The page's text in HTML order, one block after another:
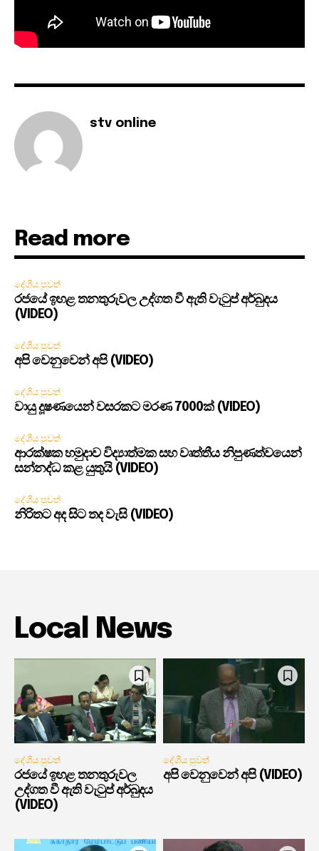
stv online
Read more
දේශීය පුවත්
රජයේ ඉහළ තනතුරුවල උද්ගත වී ඇති වැටුප් අර්බුදය
(VIDEO)
දේශීය පුවත්
අපි වෙනුවෙන් අපි (VIDEO)
දේශීය පුවත්
වායු දූෂණයෙන් වසරකට මරණ 7000ක් (VIDEO)
දේශීය පුවත්
ආරක්ෂක හමුදාව විද්‍යාත්මක සහ වෘත්තීය නිපුණත්වයෙන්
සන්නද්ධ කළ යුතුයි (VIDEO)
දේශීය පුවත්
නිරිතට අද සිට තද වැසි (VIDEO)
Local News
දේශීය පුවත්
රජයේ ඉහළ තනතුරුවල
උද්ගත වී ඇති වැටුප් අර්බුදය
(VIDEO)
දේශීය පුවත්
අපි වෙනුවෙන් අපි (VIDEO)